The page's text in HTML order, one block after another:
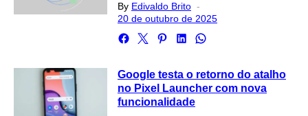
By Edivaldo Brito
on
20 de outubro de 2025
Google testa o retorno do atalho
no Pixel Launcher com nova
funcionalidade